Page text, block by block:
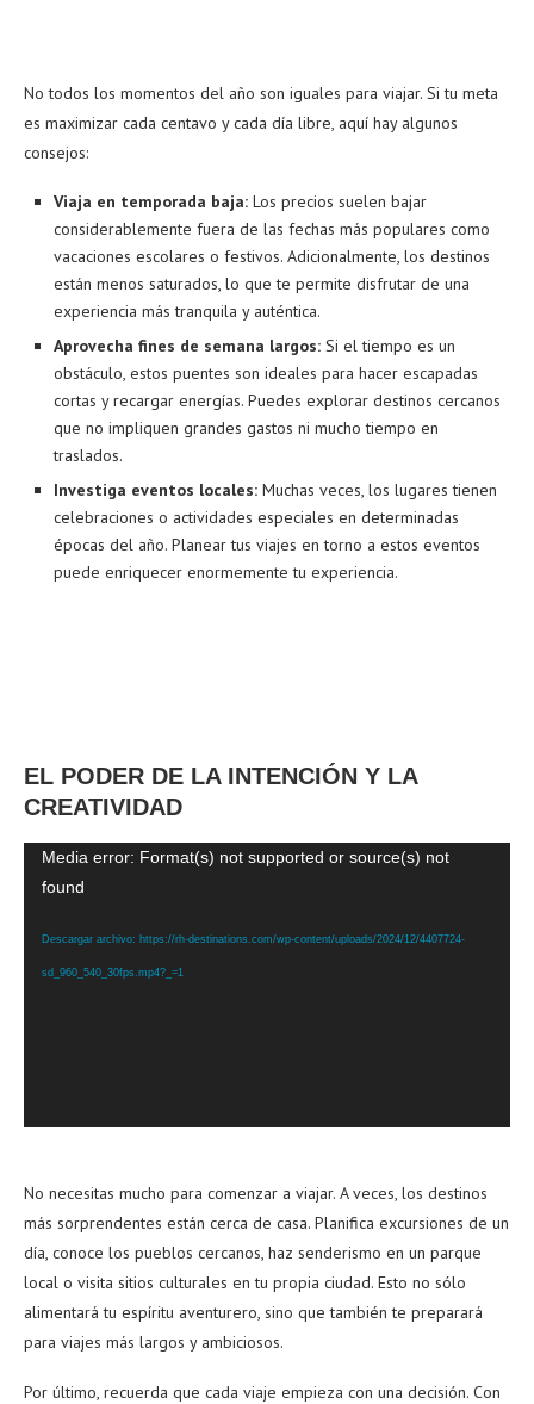
No todos los momentos del año son iguales para viajar. Si tu meta
es maximizar cada centavo y cada día libre, aquí hay algunos
consejos:
Viaja en temporada baja: Los precios suelen bajar
considerablemente fuera de las fechas más populares como
vacaciones escolares o festivos. Adicionalmente, los destinos
están menos saturados, lo que te permite disfrutar de una
experiencia más tranquila y auténtica.
Aprovecha fines de semana largos: Si el tiempo es un
obstáculo, estos puentes son ideales para hacer escapadas
cortas y recargar energías. Puedes explorar destinos cercanos
que no impliquen grandes gastos ni mucho tiempo en
traslados.
Investiga eventos locales: Muchas veces, los lugares tienen
celebraciones o actividades especiales en determinadas
épocas del año. Planear tus viajes en torno a estos eventos
puede enriquecer enormemente tu experiencia.
EL PODER DE LA INTENCIÓN Y LA
CREATIVIDAD
Reproductor
Media error: Format(s) not supported or source(s) not
found
Descargar archivo: https://rh-destinations.com/wp-content/uploads/2024/12/4407724-
sd_960_540_30fps.mp4?_=1
No necesitas mucho para comenzar a viajar. A veces, los destinos
más sorprendentes están cerca de casa. Planifica excursiones de un
día, conoce los pueblos cercanos, haz senderismo en un parque
local o visita sitios culturales en tu propia ciudad. Esto no sólo
alimentará tu espíritu aventurero, sino que también te preparará
para viajes más largos y ambiciosos.
Por último, recuerda que cada viaje empieza con una decisión. Con